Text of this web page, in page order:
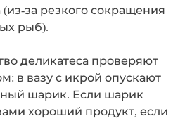
за резкого сокращения
рыб).
деликатеса проверяют
в вазу с икрой опускают
шарик. Если шарик
хороший продукт, если